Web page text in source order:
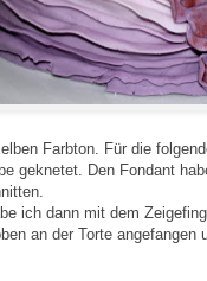
Farbton. Für die
geknetet. Den Fondant
ich dann mit dem
an der Torte